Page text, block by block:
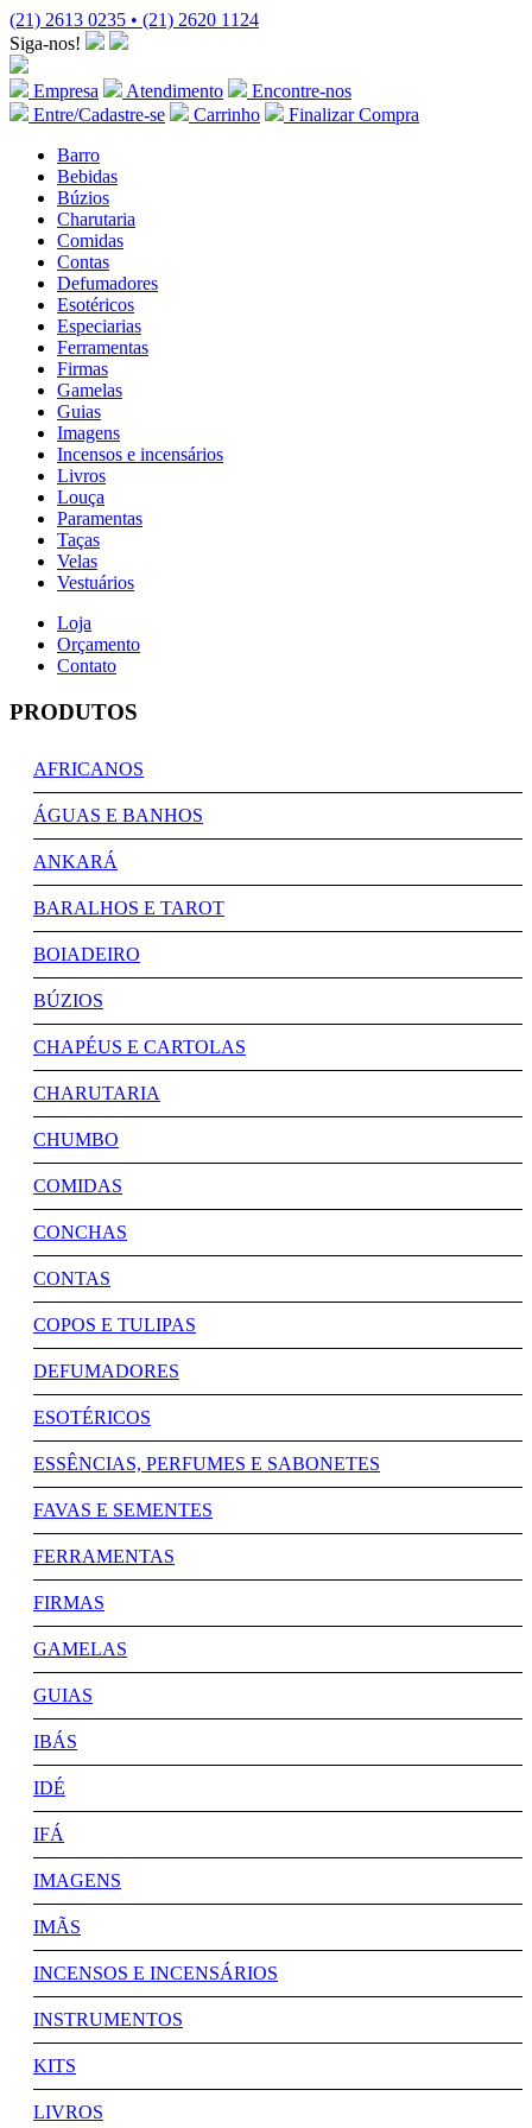
(21) 2613 0235 • (21) 2620 1124
Siga-nos!
Empresa Atendimento
Encontre-nos
Entre/Cadastre-se
Carrinho
Finalizar Compra
Barro
Bebidas
Búzios
Charutaria
Comidas
Contas
Defumadores
Esotéricos
Especiarias
Ferramentas
Firmas
Gamelas
Guias
Imagens
Incensos e incensários
Livros
Louça
Paramentas
Taças
Velas
Vestuários
Loja
Orçamento
Contato
PRODUTOS
AFRICANOS
ÁGUAS E BANHOS
ANKARÁ
BARALHOS E TAROT
BOIADEIRO
BÚZIOS
CHAPÉUS E CARTOLAS
CHARUTARIA
CHUMBO
COMIDAS
CONCHAS
CONTAS
COPOS E TULIPAS
DEFUMADORES
ESOTÉRICOS
ESSÊNCIAS, PERFUMES E SABONETES
FAVAS E SEMENTES
FERRAMENTAS
FIRMAS
GAMELAS
GUIAS
IBÁS
IDÉ
IFÁ
IMAGENS
IMÃS
INCENSOS E INCENSÁRIOS
INSTRUMENTOS
KITS
LIVROS